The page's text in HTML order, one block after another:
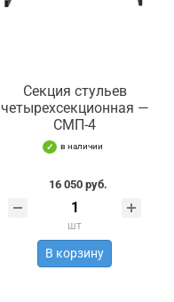
Секция стульев
четырехсекционная —
СМП-4
в наличии
16 050 руб.
шт
В корзину